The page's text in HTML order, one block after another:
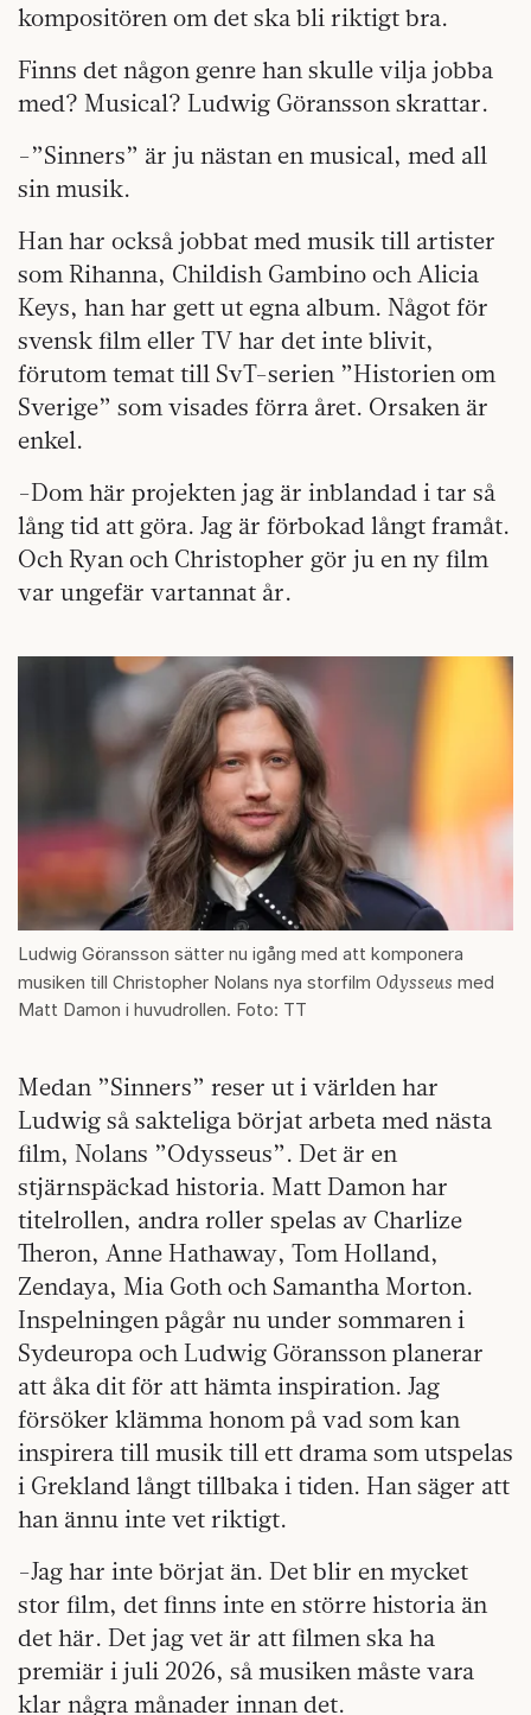
kompositören om det ska bli riktigt bra.
Finns det någon genre han skulle vilja jobba
med? Musical? Ludwig Göransson skrattar.
-”Sinners” är ju nästan en musical, med all
sin musik.
Han har också jobbat med musik till artister
som Rihanna, Childish Gambino och Alicia
Keys, han har gett ut egna album. Något för
svensk film eller TV har det inte blivit,
förutom temat till SvT-serien ”Historien om
Sverige” som visades förra året. Orsaken är
enkel.
-Dom här projekten jag är inblandad i tar så
lång tid att göra. Jag är förbokad långt framåt.
Och Ryan och Christopher gör ju en ny film
var ungefär vartannat år.
Ludwig Göransson sätter nu igång med att komponera
musiken till Christopher Nolans nya storfilm Odysseus med
Matt Damon i huvudrollen. Foto: TT
Medan ”Sinners” reser ut i världen har
Ludwig så sakteliga börjat arbeta med nästa
film, Nolans ”Odysseus”. Det är en
stjärnspäckad historia. Matt Damon har
titelrollen, andra roller spelas av Charlize
Theron, Anne Hathaway, Tom Holland,
Zendaya, Mia Goth och Samantha Morton.
Inspelningen pågår nu under sommaren i
Sydeuropa och Ludwig Göransson planerar
att åka dit för att hämta inspiration. Jag
försöker klämma honom på vad som kan
inspirera till musik till ett drama som utspelas
i Grekland långt tillbaka i tiden. Han säger att
han ännu inte vet riktigt.
-Jag har inte börjat än. Det blir en mycket
stor film, det finns inte en större historia än
det här. Det jag vet är att filmen ska ha
premiär i juli 2026, så musiken måste vara
klar några månader innan det.